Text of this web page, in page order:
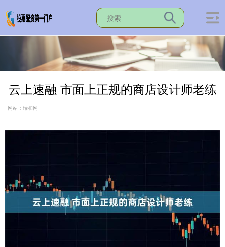
云上速融 市面上正规的商店设计师老练
网站：瑞和网